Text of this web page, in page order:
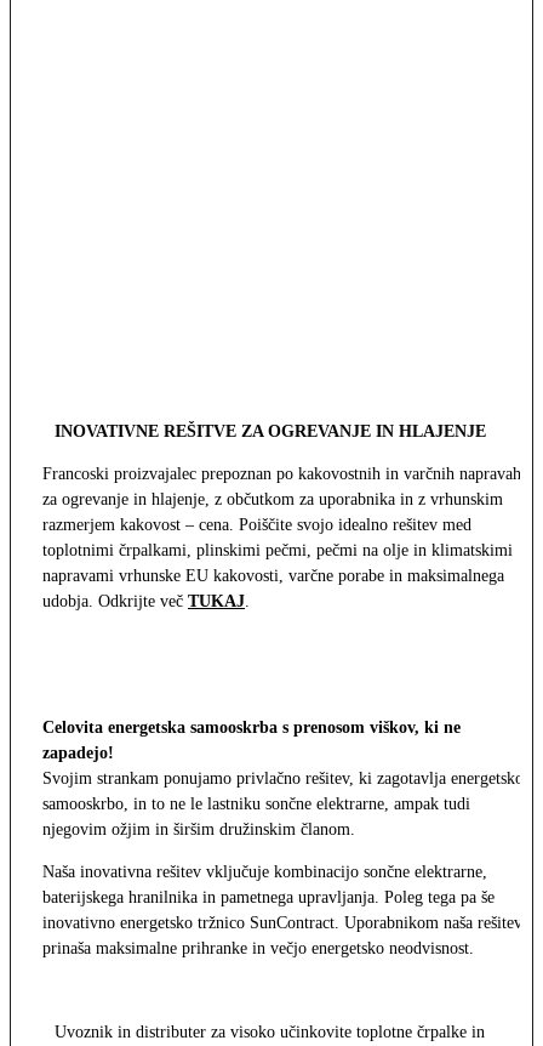
INOVATIVNE REŠITVE ZA OGREVANJE IN HLAJENJE
Francoski proizvajalec prepoznan po kakovostnih in varčnih napravah
za ogrevanje in hlajenje, z občutkom za uporabnika in z vrhunskim
razmerjem kakovost – cena. Poiščite svojo idealno rešitev med
toplotnimi črpalkami, plinskimi pečmi, pečmi na olje in klimatskimi
napravami vrhunske EU kakovosti, varčne porabe in maksimalnega
udobja. Odkrijte več TUKAJ
Celovita energetska samooskrba s prenosom viškov, ki ne
zapadejo!
Svojim strankam ponujamo privlačno rešitev, ki zagotavlja energetsko
samooskrbo, in to ne le lastniku sončne elektrarne, ampak tudi
njegovim ožjim in širšim družinskim članom.
Naša inovativna rešitev vključuje kombinacijo sončne elektrarne,
baterijskega hranilnika in pametnega upravljanja. Poleg tega pa še
inovativno energetsko tržnico SunContract. Uporabnikom naša rešitev
prinaša maksimalne prihranke in večjo energetsko neodvisnost.
Uvoznik in distributer za visoko učinkovite toplotne črpalke in